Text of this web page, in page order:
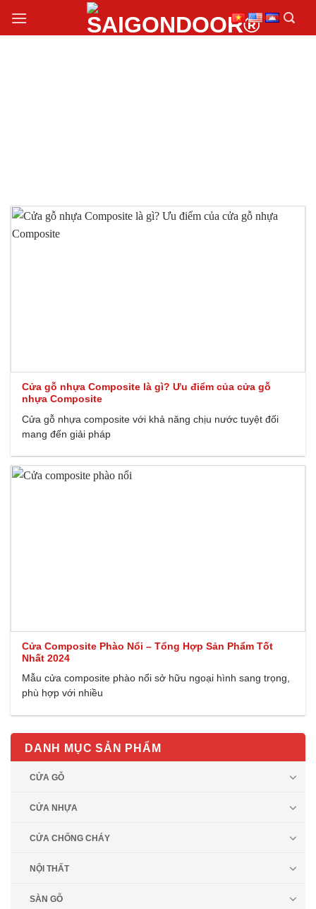
đến
Cửa gỗ nhựa Composite là gì? Ưu điểm của cửa gỗ
nhựa Composite
Cửa gỗ nhựa composite với khả năng chịu nước tuyệt đối
mang đến giải pháp
Cửa Composite Phào Nổi – Tổng Hợp Sản Phẩm Tốt
Nhất 2024
Mẫu cửa composite phào nổi sở hữu ngoại hình sang trọng,
phù hợp với nhiều
DANH MỤC SẢN PHẨM
CỬA GỖ
CỬA NHỰA
CỬA CHỐNG CHÁY
NỘI THẤT
SÀN GỖ